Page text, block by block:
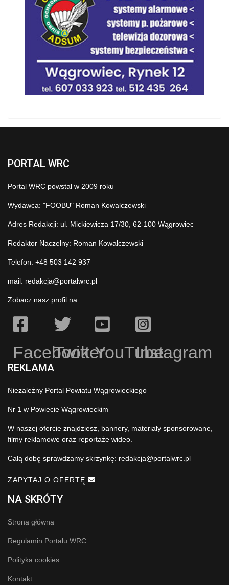
PORTAL WRC
Portal WRC powstał w 2009 roku
Wydawca: "FOOBU" Roman Kowalczewski
Adres Redakcji: ul. Mickiewicza 17/30, 62-100 Wągrowiec
Redaktor Naczelny: Roman Kowalczewski
Telefon: +48 503 142 937
mail: redakcja@portalwrc.pl
Zobacz nasz profil na:
Facebook
TwitterYouTubeInstagram
REKLAMA
Niezależny Portal Powiatu Wągrowieckiego
Nr 1 w Powiecie Wągrowieckim
W naszej ofercie znajdziesz, bannery, materiały sponsorowane,
filmy reklamowe oraz reportaże wideo.
Całą dobę sprawdzamy skrzynkę: redakcja@portalwrc.pl
ZAPYTAJ O OFERTĘ
NA SKRÓTY
Strona główna
Regulamin Portalu WRC
Polityka cookies
Kontakt